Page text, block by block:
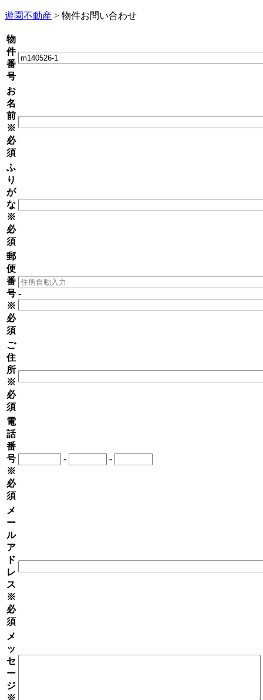
遊園不動産 > 物件お問い合わせ
物
件
番
号
お
名
前
※
必
須
ふ
り
が
な
※
必
須
郵
便
番
号
※
必
須
-
ご
住
所
※
必
須
電
話
番
号
※
必
須
- -
メ
ー
ル
ア
ド
レ
ス
※
必
須
メ
ッ
セ
ー
ジ
※